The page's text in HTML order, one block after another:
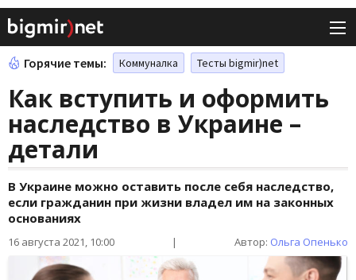
Горячие темы: Коммуналка Тесты bigmir)net
Как вступить и оформить
наследство в Украине –
детали
В Украине можно оставить после себя наследство,
если гражданин при жизни владел им на законных
основаниях
16 августа 2021, 10:00 | Автор: Ольга Опенько